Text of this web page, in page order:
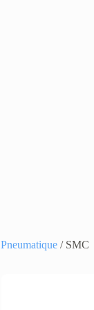
Pneumatique / SMC